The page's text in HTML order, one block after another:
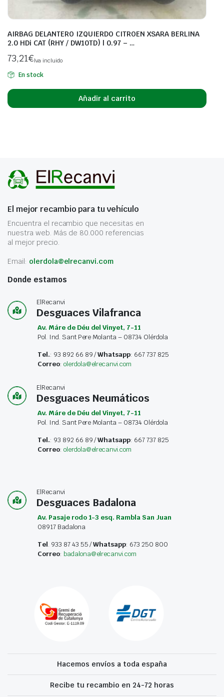
AIRBAG DELANTERO IZQUIERDO CITROEN XSARA BERLINA
2.0 HDi CAT (RHY / DW10TD) | 0.97 – …
73,21€Iva incluido
En stock
Añadir al carrito
El mejor recambio para tu vehículo
Encuentra el recambio que necesitas en
nuestra web. Más de 80.000 referencias
al mejor precio.
Email: olerdola@elrecanvi.com
Donde estamos
ElRecanvi
Desguaces Vilafranca
Av. Máre de Déu del Vinyet, 7-11
Pol. Ind. Sant Pere Molanta – 08734 Olérdola
Tel.: 93 892 66 89 /Whatsapp: 667 737 825
Correo: olerdola@elrecanvi.com
ElRecanvi
Desguaces Neumáticos
Av. Máre de Déu del Vinyet, 7-11
Pol. Ind. Sant Pere Molanta – 08734 Olérdola
Tel.: 93 892 66 89 /Whatsapp: 667 737 825
Correo: olerdola@elrecanvi.com
ElRecanvi
Desguaces Badalona
Av. Pasaje rodo 1-3 esq. Rambla San Juan
08917 Badalona
Tel. 933 87 43 55 /Whatsapp: 673 250 800
Correo: badalona@elrecanvi.com
Hacemos envíos a toda españa
Recibe tu recambio en 24-72 horas